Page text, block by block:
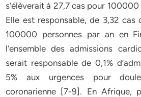
s’élèverait à 27,7 cas pour
Elle est responsable, de 3,32 cas
100000 personnes par an en
l’ensemble des admissions
serait responsable de 0,1%
5% aux urgences pour
coronarienne [7-9]. En Afrique,